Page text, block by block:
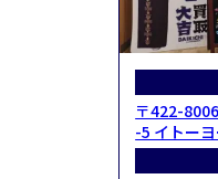
〒422-
-5 イトー